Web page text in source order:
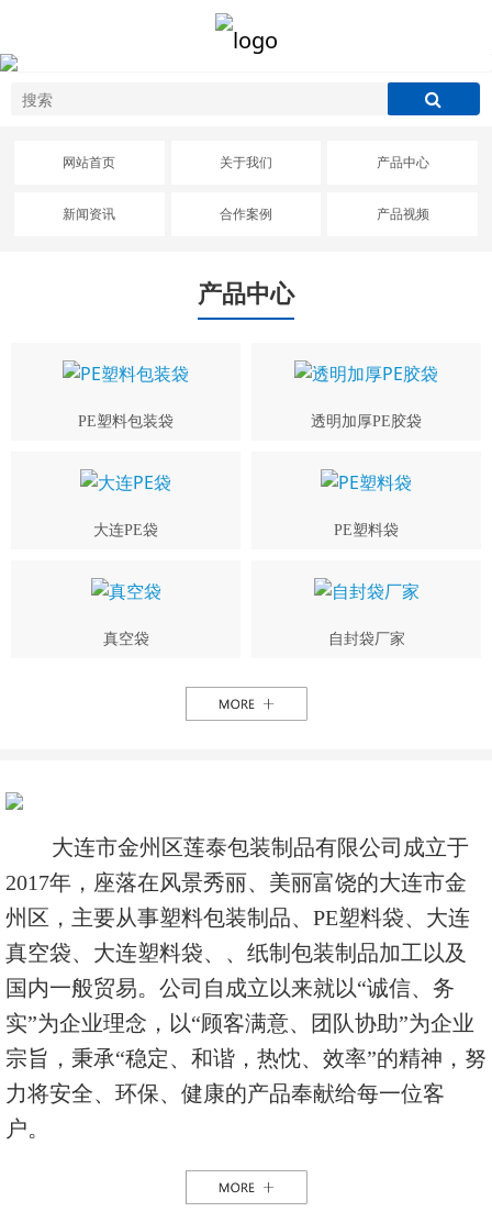
网站首页 关于我们 产品中心
新闻资讯 合作案例 产品视频
产品中心
PE塑料包装袋 透明加厚PE胶袋
大连PE袋 PE塑料袋
真空袋 自封袋厂家
大连市金州区莲泰包装制品有限公司成立于
2017年，座落在风景秀丽、美丽富饶的大连市金
州区，主要从事塑料包装制品、PE塑料袋、大连
真空袋、大连塑料袋、、纸制包装制品加工以及
国内一般贸易。公司自成立以来就以“诚信、务
实”为企业理念，以“顾客满意、团队协助”为企业
宗旨，秉承“稳定、和谐，热忱、效率”的精神，努
力将安全、环保、健康的产品奉献给每一位客
户。